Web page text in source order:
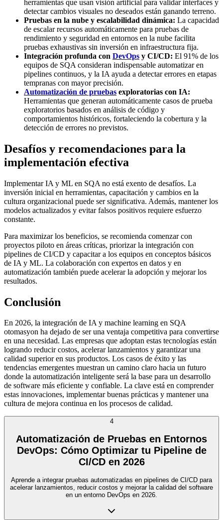
herramientas que usan visión artificial para validar interfaces y
detectar cambios visuales no deseados están ganando terreno.
Pruebas en la nube y escalabilidad dinámica: La capacidad
de escalar recursos automáticamente para pruebas de
rendimiento y seguridad en entornos en la nube facilita
pruebas exhaustivas sin inversión en infraestructura fija.
Integración profunda con DevOps y CI/CD: El 91% de los
equipos de SQA consideran indispensable automatizar en
pipelines continuos, y la IA ayuda a detectar errores en etapas
tempranas con mayor precisión.
Automatización de pruebas exploratorias con IA:
Herramientas que generan automáticamente casos de prueba
exploratorios basados en análisis de código y
comportamientos históricos, fortaleciendo la cobertura y la
detección de errores no previstos.
Desafíos y recomendaciones para la
implementación efectiva
Implementar IA y ML en SQA no está exento de desafíos. La
inversión inicial en herramientas, capacitación y cambios en la
cultura organizacional puede ser significativa. Además, mantener los
modelos actualizados y evitar falsos positivos requiere esfuerzo
constante.
Para maximizar los beneficios, se recomienda comenzar con
proyectos piloto en áreas críticas, priorizar la integración con
pipelines de CI/CD y capacitar a los equipos en conceptos básicos
de IA y ML. La colaboración con expertos en datos y en
automatización también puede acelerar la adopción y mejorar los
resultados.
Conclusión
En 2026, la integración de IA y machine learning en SQA
otomasyon ha dejado de ser una ventaja competitiva para convertirse
en una necesidad. Las empresas que adoptan estas tecnologías están
logrando reducir costos, acelerar lanzamientos y garantizar una
calidad superior en sus productos. Los casos de éxito y las
tendencias emergentes muestran un camino claro hacia un futuro
donde la automatización inteligente será la base para un desarrollo
de software más eficiente y confiable. La clave está en comprender
estas innovaciones, implementar buenas prácticas y mantener una
cultura de mejora continua en los procesos de calidad.
4
Automatización de Pruebas en Entornos
DevOps: Cómo Optimizar tu Pipeline de
CI/CD en 2026
Aprende a integrar pruebas automatizadas en pipelines de CI/CD para
acelerar lanzamientos, reducir costos y mejorar la calidad del software
en un entorno DevOps en 2026.